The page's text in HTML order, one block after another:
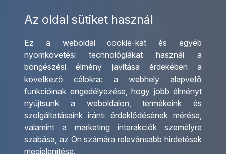
Az oldal sütiket használ
Ez a weboldal cookie-kat és egyéb
nyomkövetési technológiákat használ a
böngészési élmény javítása érdekében a
következő célokra: a webhely alapvető
funkcióinak engedélyezése, hogy jobb élményt
nyújtsunk a weboldalon,termékeink és
szolgáltatásaink iránti érdeklődésének mérése,
valamint a marketing interakciók személyre
szabása, az Ön számára relevánsabb hirdetések
megjelenítése.
Csoportos utazások
szervezése
Egyéni utak szervezése
Hajóutak
Üzleti utaztatás
Nemzetközi tanár és
diákigazolványok
Letölthető katalógusunk
Ajándékutalvány
Irodáink
Utazásszervező partnereink
Viszonteladó Partnereink
Partnereinknek
Utazási kérdőív
Impresszum